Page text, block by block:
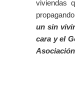
viviendas
un sin
cara y el